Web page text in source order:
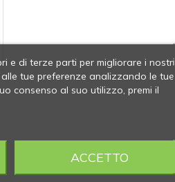
e di terze parti per migliorare i nostri
tue preferenze analizzando le tue
consenso al suo utilizzo, premi il
ACCETTO